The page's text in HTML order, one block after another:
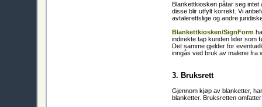
Blankettkiosken påtar seg
disse blir utfylt korrekt. Vi
avtalerettslige og andre
Blankettkiosken/SignForm
indirekte tap kunden lider som
Det samme gjelder for
inngås ved bruk av malene fra
3. Bruksrett
Gjennom kjøp av blanketter,
blanketter. Bruksretten